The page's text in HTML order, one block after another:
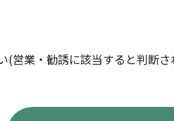
(営業・勧誘に該当すると判断